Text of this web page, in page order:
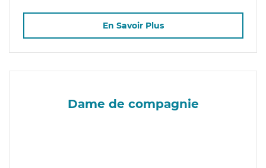
En Savoir Plus
Dame de compagnie